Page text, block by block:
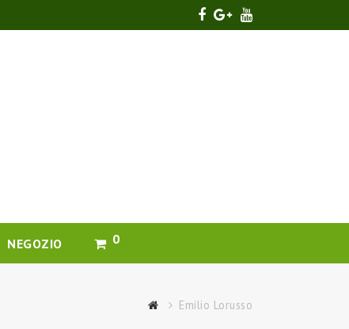
Facebook
Google
Plus
NEGOZIO 0
Emilio Lorusso